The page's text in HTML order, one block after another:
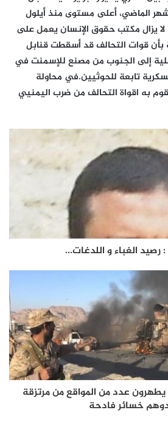
الماضي، أعلى مستوى منذ أيلول
لا يزال مكتب حقوق الإنسان يعمل على
بأن قوات التحالف قد أسقطت قنابل
إلى الجنوب من مصنع للإسمنت في
تابعة للحوثيين.في محاولة
به اقواة التحالف من ضرب اليمنيي
رصيد الغباء و اللدغات...
عدد من المواقع من مرتزقة
خسائر فادحة